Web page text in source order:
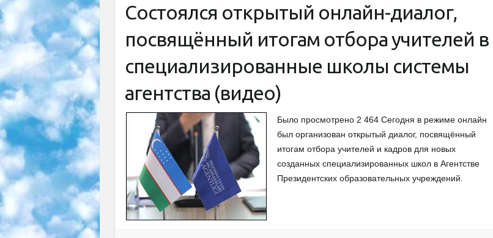
Состоялся открытый онлайн-диалог,
посвящённый итогам отбора учителей в
специализированные школы системы
агентства (видео)
Было просмотрено 2 464 Сегодня в режиме онлайн
был организован открытый диалог, посвящённый
итогам отбора учителей и кадров для новых
созданных специализированных школ в Агентстве
Президентских образовательных учреждений.